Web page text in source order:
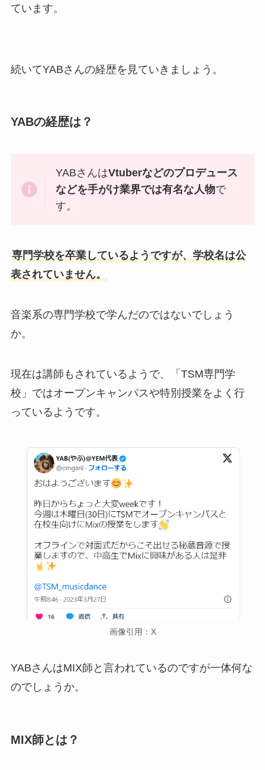
ています。
続いてYABさんの経歴を見ていきましょう。
YABの経歴は？
YABさんはVtuberなどのプロデュース
などを手がけ業界では有名な人物で
す。
専門学校を卒業しているようですが、学校名は公
表されていません。
音楽系の専門学校で学んだのではないでしょう
か。
現在は講師もされているようで、「TSM専門学
校」ではオープンキャンパスや特別授業をよく行
っているようです。
画像引用：X
YABさんはMIX師と言われているのですが一体何な
のでしょうか。
MIX師とは？